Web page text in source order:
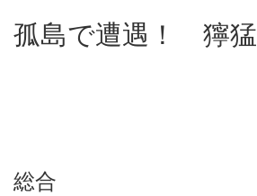
孤島で遭遇！ 獰
総合